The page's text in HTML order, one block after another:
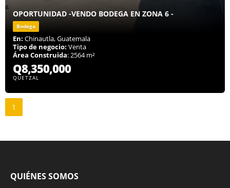
OPORTUNIDAD -VENDO BODEGA EN ZONA 6 -
Bodega
En: Chinautla, Guatemala
Tipo de negocio: Venta
Área Construida: 2564 m²
Q8,350,000
QUETZAL
1
QUIÉNES SOMOS